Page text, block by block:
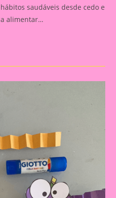
saudáveis desde cedo e
alimentar…